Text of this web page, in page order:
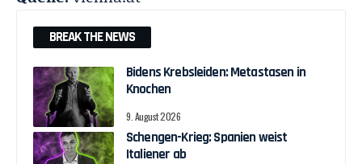
BREAK THE NEWS
Bidens Krebsleiden: Metastasen in
Knochen
9. August 2026
Schengen-Krieg: Spanien weist
Italiener ab